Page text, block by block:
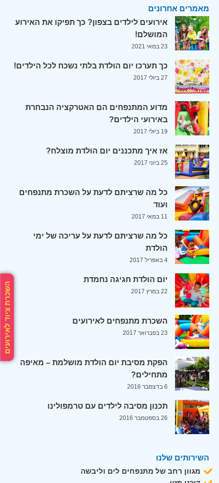
השכרת ציוד לאירועים
מאמרים אחרונים
אירועים לילדים בצפון? כך תפיקו את האירוע
המושלם!
23 במאי 2021
כך תערכו יום הולדת בלתי נשכח לכל הילדים!
27 ביולי 2017
מדוע המתנפחים הם האטרקציה הנבחרת
באירועי הילדים?
19 ביולי 2017
אז איך מתכננים יום הולדת מוצלח?
25 ביוני 2017
כל מה שרציתם לדעת על השכרת מתנפחים
ועוד
11 במאי 2017
כל מה שרציתם לדעת על עריכה של ימי
הולדת
4 באפריל 2017
יום הולדת חגיגה נחמדת
22 במרץ 2017
השכרת מתנפחים לאירועים
23 בפברואר 2017
הפקת מסיבת יום הולדת מושלמת – מאיפה
מתחילים?
6 בדצמבר 2016
תכנון מסיבה לילדים עם טרמפולינו
26 בספטמבר 2016
השירותים שלנו
מגוון רחב של מתנפחים לים וליבשה